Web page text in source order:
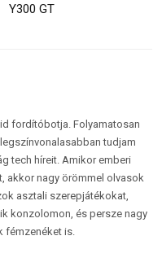
Y300 GT
fordítóbotja. Folyamatosan
tudjam
tech híreit. Amikor emberi
akkor nagy örömmel olvasok
asztali szerepjátékokat,
konzolomon, és persze nagy
fémzenéket is.